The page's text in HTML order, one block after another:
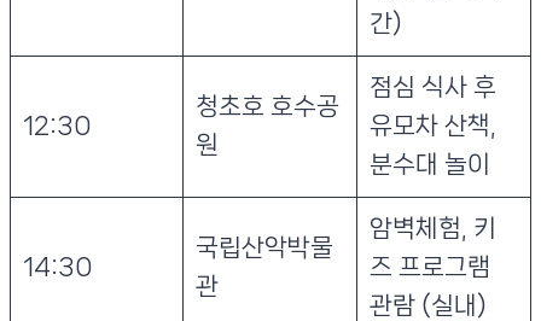
간)
12:30
청초호 호수공
원
점심 식사 후
유모차 산책,
분수대 놀이
14:30
국립산악박물
관
암벽체험, 키
즈 프로그램
관람 (실내)